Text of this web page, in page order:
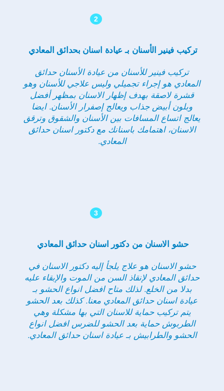
2
تركيب فينير الأسنان بـ عيادة اسنان بحدائق المعادي
تركيب فينير للأسنان من عيادة الأسنان حدائق
المعادي هو إجراء تجميلي وليس علاجي للأسنان وهو
قشرة لاصقة بهدف إظهار الاسنان بمظهر أفضل
وبلون أبيض جذاب ويعالج إصفرار الأسنان. ايضا
يعالج اتساع المسافات بين الأسنان والشقوق وترقق
الاسنان، اهتمامك باسنانك مع دكتور اسنان حدائق
المعادي.
3
حشو الاسنان من دكتور اسنان حدائق المعادي
حشو الاسنان هو علاج يلجأ إليه دكتور الاسنان في
حدائق المعادي لإنقاذ السن من الموت والإبقاء عليه
بدلا من الخلع. لذلك متاح افضل انواع الحشو بـ
عيادة اسنان حدائق المعادي معنا. كذلك بعد الحشو
يتم تركيب حماية للاسنان التي بها مشكلة وهي
الطربوش حماية بعد الحشو للضرس افضل انواع
الحشو والطرابيش بـ عيادة اسنان حدائق المعادي.